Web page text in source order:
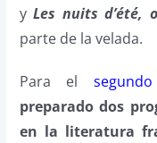
yLes nuits d’été,
parte de la velada.
Para el
preparado dos
en la literatura